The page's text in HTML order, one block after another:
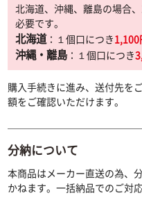
北海道、沖縄、離島の場合、
必要です。
北海道：１個口につき1,100
沖縄・離島：１個口につき
購入手続きに進み、送付先を
額をご確認いただけます。
分納について
本商品はメーカー直送の為、
かねます。一括納品でのご対